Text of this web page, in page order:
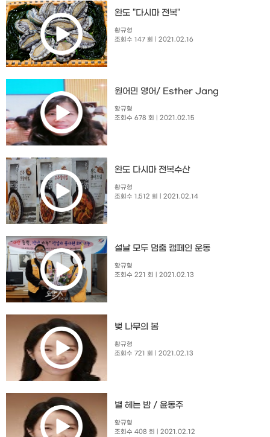
완도 "다시마 전복"
황규형
조회수 147 회
| 2021.02.16
원어민 영어/ Esther Jang
황규형
조회수 678 회
| 2021.02.15
완도 다시마 전복수산
황규형
조회수 1,512 회
| 2021.02.14
설날 모두 멈춤 캠페인 운동
황규형
조회수 221 회
| 2021.02.13
벚 나무의 봄
황규형
조회수 721 회
| 2021.02.13
별 헤는 밤 / 윤동주
황규형
조회수 408 회
| 2021.02.12